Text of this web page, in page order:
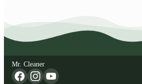
Mr. Cleaner